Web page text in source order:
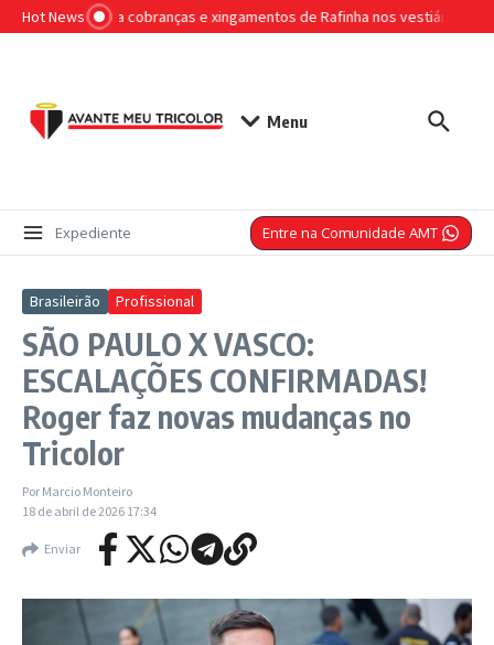
Ir para o conteúdo
Hot News
Árbitro relata cobranças e xingamentos de Rafinha nos vestiários em
Menu
Expediente Entre na Comunidade AMT
Brasileirão Profissional
SÃO PAULO X VASCO:
ESCALAÇÕES CONFIRMADAS!
Roger faz novas mudanças no
Tricolor
Por Marcio Monteiro
18 de abril de 2026 17:34
Enviar